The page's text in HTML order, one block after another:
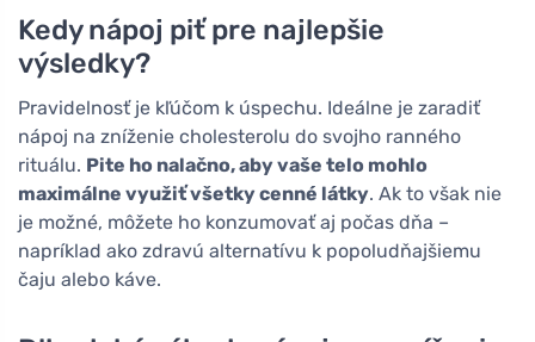
Kedy nápoj piť pre najlepšie
výsledky?
Pravidelnosť je kľúčom k úspechu. Ideálne je zaradiť
nápoj na zníženie cholesterolu do svojho ranného
rituálu. Pite ho nalačno, aby vaše telo mohlo
maximálne využiť všetky cenné látky. Ak to však nie
je možné, môžete ho konzumovať aj počas dňa –
napríklad ako zdravú alternatívu k popoludňajšiemu
čaju alebo káve.